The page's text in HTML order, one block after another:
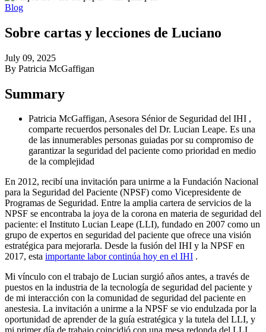
Blog
Sobre cartas y lecciones de Luciano
July 09, 2025
By Patricia McGaffigan
Summary
Patricia McGaffigan, Asesora Sénior de Seguridad del IHI ,
comparte recuerdos personales del Dr. Lucian Leape. Es una
de las innumerables personas guiadas por su compromiso de
garantizar la seguridad del paciente como prioridad en medio
de la complejidad
En 2012, recibí una invitación para unirme a la Fundación Nacional
para la Seguridad del Paciente (NPSF) como Vicepresidente de
Programas de Seguridad. Entre la amplia cartera de servicios de la
NPSF se encontraba la joya de la corona en materia de seguridad del
paciente: el Instituto Lucian Leape (LLI), fundado en 2007 como un
grupo de expertos en seguridad del paciente que ofrece una visión
estratégica para mejorarla. Desde la fusión del IHI y la NPSF en
2017, esta importante labor continúa hoy en el IHI .
Mi vínculo con el trabajo de Lucian surgió años antes, a través de
puestos en la industria de la tecnología de seguridad del paciente y
de mi interacción con la comunidad de seguridad del paciente en
anestesia. La invitación a unirme a la NPSF se vio endulzada por la
oportunidad de aprender de la guía estratégica y la tutela del LLI, y